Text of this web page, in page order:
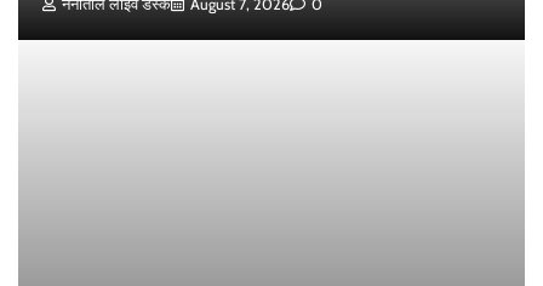
नैनीताल लाइव डेस्क August 7, 2026 0